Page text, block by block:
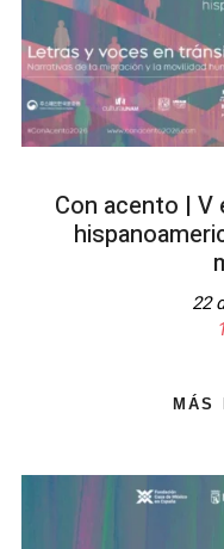
Con acento |
22
MÁS